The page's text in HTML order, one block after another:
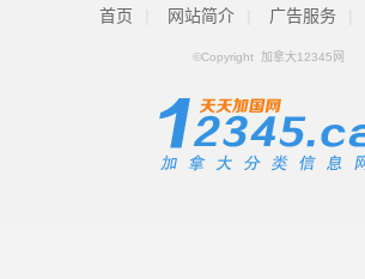
首页 网站简介 广告服务
©Copyright 加拿大12345网